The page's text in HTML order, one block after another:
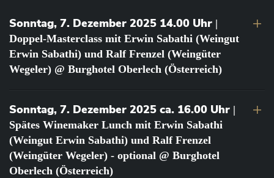
Sonntag, 7. Dezember 2025 14.00 Uhr |
Doppel-Masterclass mit Erwin Sabathi (Weingut
Erwin Sabathi) und Ralf Frenzel (Weingüter
Wegeler) @ Burghotel Oberlech (Österreich)
Sonntag, 7. Dezember 2025 ca. 16.00 Uhr |
Spätes Winemaker Lunch mit Erwin Sabathi
(Weingut Erwin Sabathi) und Ralf Frenzel
(Weingüter Wegeler) - optional @ Burghotel
Oberlech (Österreich)